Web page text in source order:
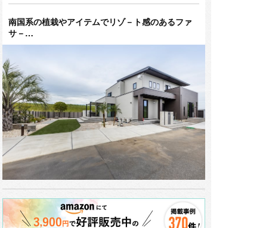
南国系の植栽やアイテムでリゾ－ト感のあるファ
サ－…